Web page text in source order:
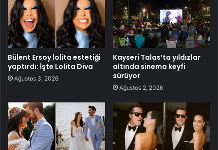
Bülent Ersoy lolita estetiği
yaptırdı: İşte Lolita Diva
Ağustos 3, 2026
Kayseri Talas’ta yıldızlar
altında sinema keyfi
sürüyor
Ağustos 2, 2026